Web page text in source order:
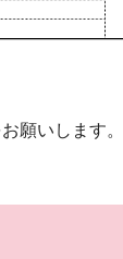
願いします。